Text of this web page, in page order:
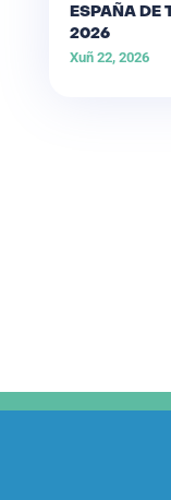
ESPAÑA DE
2026
Xuñ 22, 2026